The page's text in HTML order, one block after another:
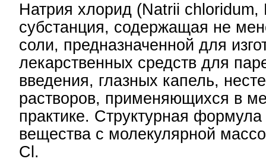
Натрия хлорид (Natrii
субстанция, содержащая не
соли, предназначенной для
лекарственных средств для
введения, глазных капель,
растворов, применяющихся в
практике. Структурная формула
вещества с молекулярной
Cl.